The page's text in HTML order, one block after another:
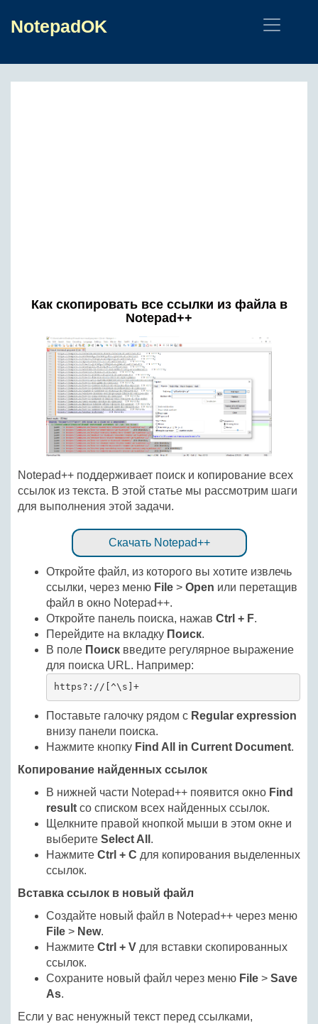
NotepadOK
Как скопировать все ссылки из файла в
Notepad++
Notepad++ поддерживает поиск и копирование всех
ссылок из текста. В этой статье мы рассмотрим шаги
для выполнения этой задачи.
Скачать Notepad++
Откройте файл, из которого вы хотите извлечь
ссылки, через меню File > Open или перетащив
файл в окно Notepad++.
Откройте панель поиска, нажав Ctrl + F.
Перейдите на вкладку Поиск.
В поле Поиск введите регулярное выражение
для поиска URL. Например:
https?://[^\s]+
Поставьте галочку рядом с Regular expression
внизу панели поиска.
Нажмите кнопку Find All in Current Document.
Копирование найденных ссылок
В нижней части Notepad++ появится окно Find
result со списком всех найденных ссылок.
Щелкните правой кнопкой мыши в этом окне и
выберите Select All .
Нажмите Ctrl + C для копирования выделенных
ссылок.
Вставка ссылок в новый файл
Создайте новый файл в Notepad++ через меню
File > New.
Нажмите Ctrl + V для вставки скопированных
ссылок.
Сохраните новый файл через меню File > Save
As.
Если у вас ненужный текст перед ссылками,